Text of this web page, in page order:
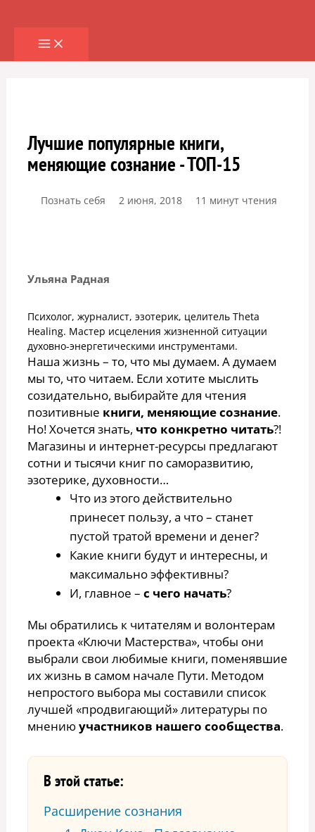
содержимому
Лучшие популярные книги,
меняющие сознание - ТОП-15
Познать себя 2 июня, 2018 11 минут чтения
Ульяна Радная
Психолог, журналист, эзотерик, целитель Theta
Healing. Мастер исцеления жизненной ситуации
духовно-энергетическими инструментами.
Наша жизнь – то, что мы думаем. А думаем
мы то, что читаем. Если хотите мыслить
созидательно, выбирайте для чтения
позитивные книги, меняющие сознание.
Но! Хочется знать, что конкретно читать?!
Магазины и интернет-ресурсы предлагают
сотни и тысячи книг по саморазвитию,
эзотерике, духовности…
Что из этого действительно
принесет пользу, а что – станет
пустой тратой времени и денег?
Какие книги будут и интересны, и
максимально эффективны?
И, главное – с чего начать?
Мы обратились к читателям и волонтерам
проекта «Ключи Мастерства», чтобы они
выбрали свои любимые книги, поменявшие
их жизнь в самом начале Пути. Методом
непростого выбора мы составили список
лучшей «продвигающий» литературы по
мнениюучастников нашего сообщества.
В этой статье:
Расширение сознания